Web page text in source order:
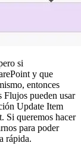
si
y que
entonces
Flujos pueden usar
Update Item
Si queremos hacer
para poder
rápida.